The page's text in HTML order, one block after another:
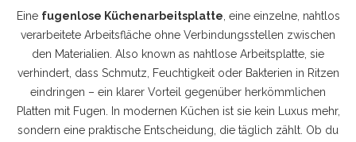
Eine fugenlose Küchenarbeitsplatte eine einzelne, nahtlos
verarbeitete Arbeitsfläche ohne Verbindungsstellen zwischen
den Materialien . Also known as nahtlose Arbeitsplatte , sie
verhindert, dass Schmutz, Feuchtigkeit oder Bakterien in Ritzen
eindringen – ein klarer Vorteil gegenüber herkömmlichen
Platten mit Fugen.
In modernen Küchen ist sie kein Luxus mehr,
sondern eine praktische Entscheidung, die täglich zählt. Ob du